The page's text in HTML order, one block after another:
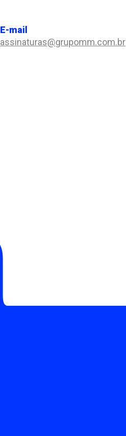
E-mail
assinaturas@grupomm.com.br